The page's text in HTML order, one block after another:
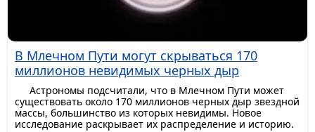
В Млечном Пути могут скрываться 170
миллионов невидимых черных дыр
Астрономы подсчитали, что в Млечном Пути может
существовать около 170 миллионов черных дыр звездной
массы, большинство из которых невидимы. Новое
исследование раскрывает их распределение и историю.